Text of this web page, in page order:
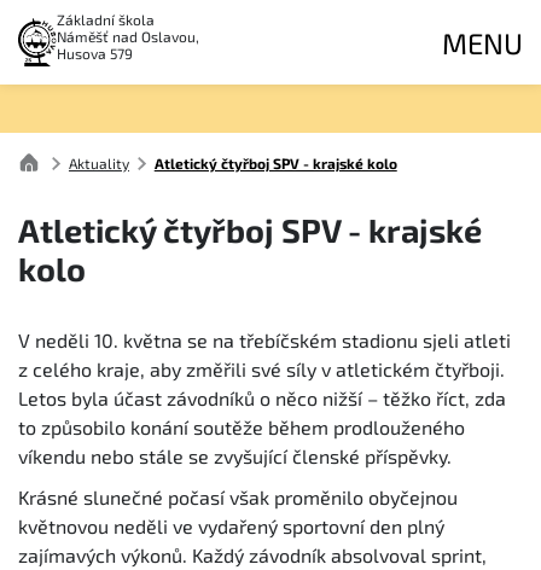
Základní škola
Náměšť nad Oslavou,
Husova 579
MENU
Aktuality Atletický čtyřboj SPV - krajské kolo
Atletický čtyřboj SPV - krajské
kolo
V neděli 10. května se na třebíčském stadionu sjeli atleti
z celého kraje, aby změřili své síly v atletickém čtyřboji.
Letos byla účast závodníků o něco nižší – těžko říct, zda
to způsobilo konání soutěže během prodlouženého
víkendu nebo stále se zvyšující členské příspěvky.
Krásné slunečné počasí však proměnilo obyčejnou
květnovou neděli ve vydařený sportovní den plný
zajímavých výkonů. Každý závodník absolvoval sprint,